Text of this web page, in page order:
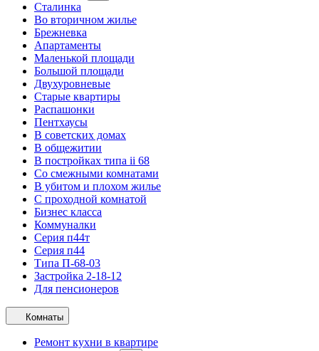
Сталинка
Во вторичном жилье
Брежневка
Апартаменты
Маленькой площади
Большой площади
Двухуровневые
Старые квартиры
Распашонки
Пентхаусы
В советских домах
В общежитии
В постройках типа ii 68
Со смежными комнатами
В убитом и плохом жилье
С проходной комнатой
Бизнес класса
Коммуналки
Серия п44т
Серия п44
Типа П-68-03
Застройка 2-18-12
Для пенсионеров
Комнаты
Ремонт кухни в квартире